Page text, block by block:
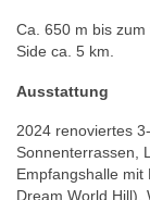
Ca. 650 m bis
Side ca. 5 km.
Ausstattung
2024 renoviertes
Sonnenterrassen,
Empfangshalle
Dream World Hill),